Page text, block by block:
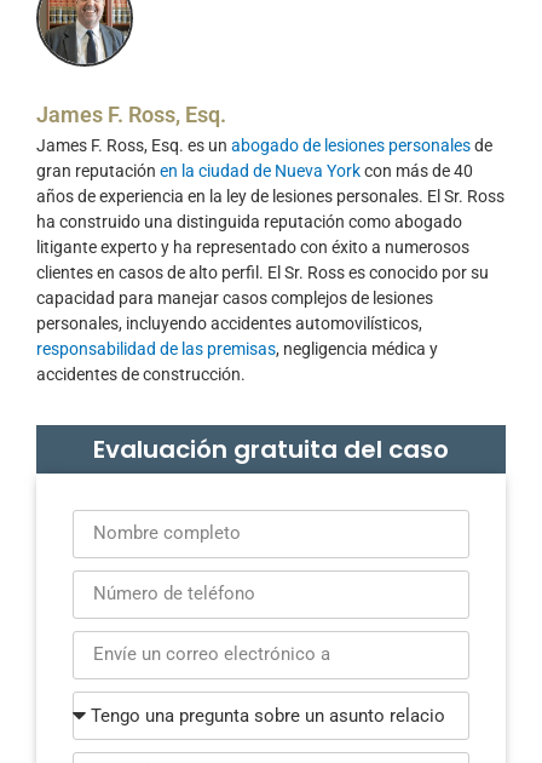
James F. Ross, Esq.
James F. Ross, Esq. es un abogado de lesiones personalesde
gran reputación en la ciudad de Nueva Yorkcon más de 40
años de experiencia en la ley de lesiones personales. El Sr. Ross
ha construido una distinguida reputación como abogado
litigante experto y ha representado con éxito a numerosos
clientes en casos de alto perfil. El Sr. Ross es conocido por su
capacidad para manejar casos complejos de lesiones
personales, incluyendo accidentes automovilísticos,
responsabilidad de las premisas, negligencia médica y
accidentes de construcción.
Evaluación gratuita del caso